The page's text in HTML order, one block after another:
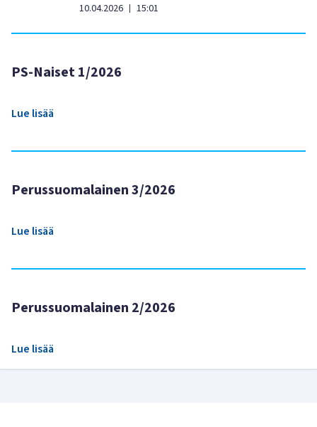
10.04.2026 | 15:01
PS-Naiset 1/2026
Lue lisää
Perussuomalainen 3/2026
Lue lisää
Perussuomalainen 2/2026
Lue lisää